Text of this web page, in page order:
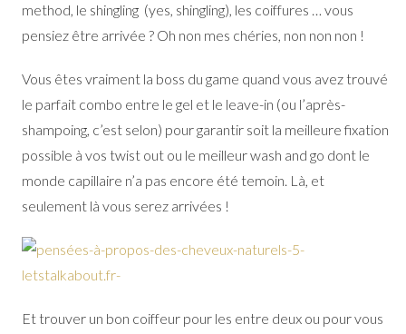
method, le shingling (yes, shingling), les coiffures … vous
pensiez être arrivée ? Oh non mes chéries, non non non !
Vous êtes vraiment la boss du game quand vous avez trouvé
le parfait combo entre le gel et le leave-in (ou l’après-
shampoing, c’est selon) pour garantir soit la meilleure fixation
possible à vos twist out ou le meilleur wash and go dont le
monde capillaire n’a pas encore été temoin. Là, et
seulement là vous serez arrivées !
Et trouver un bon coiffeur pour les entre deux ou pour vous